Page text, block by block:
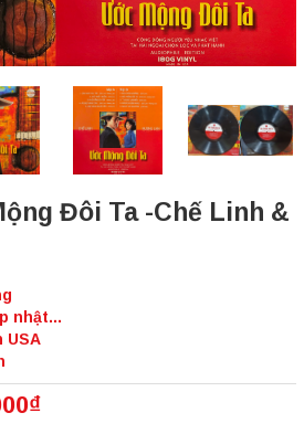
Đôi Ta -Chế Linh &
nhật...
USA